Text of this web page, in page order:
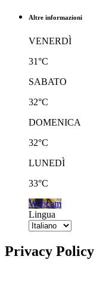
Altre informazioni
VENERDÌ
31°C
SABATO
32°C
DOMENICA
32°C
LUNEDÌ
33°C
Webcam
Lingua
Privacy Policy